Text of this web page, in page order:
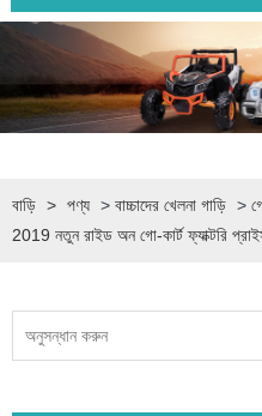
বাড়ি > পণ্য > বাচ্চাদের খেলনা গাড়ি >
2019 নতুন রাইড অন গো-কার্ট ফ্যাক্টরি